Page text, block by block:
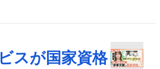
スが国家資格